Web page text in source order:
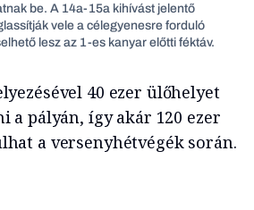
be. A 14a-15a kihívást jelentő
vele a célegyenesre forduló
lesz az 1-es kanyar előtti féktáv.
40 ezer ülőhelyet
a pályán, így akár 120 ezer
a versenyhétvégék során.